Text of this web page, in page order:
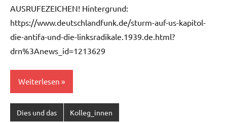
AUSRUFEZEICHEN! Hintergrund:
https://www.deutschlandfunk.de/sturm-auf-us-kapitol-
die-antifa-und-die-linksradikale.1939.de.html?
drn%3Anews_id=1213629
Weiterlesen
Dies und das Kolleg_innen